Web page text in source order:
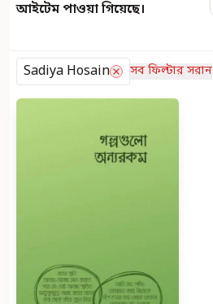
আইটেম পাওয়া গিয়েছে।
Sadiya Hosain সব ফিল্টার সরান